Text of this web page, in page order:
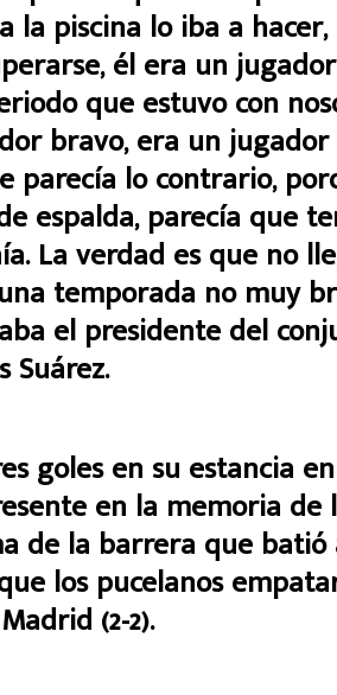
piscina lo iba a
él era un
que estuvo con
bravo, era un jugador
parecía lo contrario,
espalda, parecía que
La verdad es que no
temporada no muy
el presidente del
Suárez.
goles en su estancia
en la memoria de
de la barrera que batió
los pucelanos
(2-2).